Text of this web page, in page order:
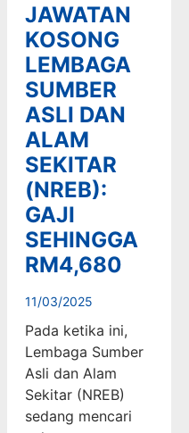
JAWATAN
KOSONG
LEMBAGA
SUMBER
ASLI DAN
ALAM
SEKITAR
(NREB):
GAJI
SEHINGGA
RM4,680
11/03/2025
Pada ketika ini,
Lembaga Sumber
Asli dan Alam
Sekitar (NREB)
sedang mencari